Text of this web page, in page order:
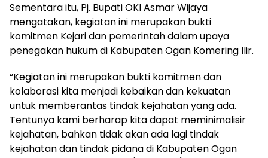
Sementara itu, Pj. Bupati OKI Asmar Wijaya
mengatakan, kegiatan ini merupakan bukti
komitmen Kejari dan pemerintah dalam upaya
penegakan hukum di Kabupaten Ogan Komering Ilir.
“Kegiatan ini merupakan bukti komitmen dan
kolaborasi kita menjadi kebaikan dan kekuatan
untuk memberantas tindak kejahatan yang ada.
Tentunya kami berharap kita dapat meminimalisir
kejahatan, bahkan tidak akan ada lagi tindak
kejahatan dan tindak pidana di Kabupaten Ogan